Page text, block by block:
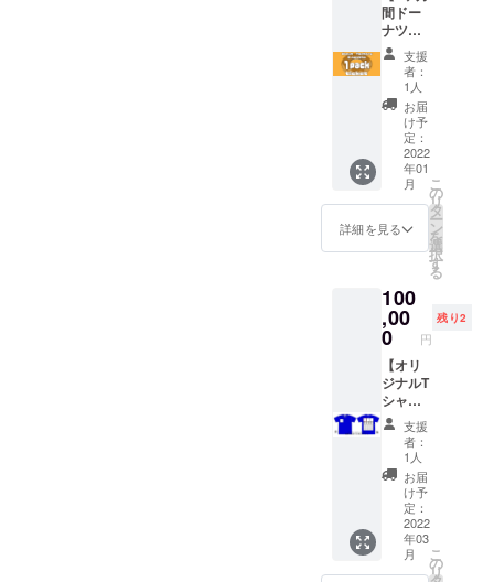
チケッ
トは店
頭での
交換の
みとい
たしま
す。
（発送
など他
の受け
渡し方
対応致
しかね
承くだ
さ
い。）
す。
（5000
円のリ
ターン
商品は
こちら
のTシャ
ツで
す。）
※メー
カー：
OF THE
LOOM
(ロイヤ
ルブ
ルー）
※ロゴデ
ザイン
等の
データ
作成は
承るこ
とが出
来ませ
ん。 ※
ロゴを
掲載ご
希望の
場合、
ルをお
送りい
たしま
すので
交換期
限内に
店頭に
お越し
くださ
い。
メール
提示で
チケッ
す。 チ
ケット
をご提
示いた
だくと
お好き
なドー
ナツを1
パック
をプレ
ゼント
いたし
ます。
（1パッ
ク：7～
8個を予
など頂
けると
ありが
たいで
す。 ※
プロ
ジェク
ト終了
後、日
程調整
のメー
ルをお
送りい
間ドー
ナツ毎
日
1pack
プレゼ
ントチ
ケッ
ト】
3ヶ月間
毎日お
好きな
ドーナ
ツ
1pack
をプレ
ト！ 1
日最大
1000円
分×90日
（9万円
相当）
分をの
チケッ
トで
す。 交
換期
限：
OPEN
2022/2/
28 使用
期限：
支援
者：
1人
お届
け予
定：
2022
年01
月
詳細を見る
こ
の
リ
タ
ー
ン
を
選
択
す
る
100
,00
0 円
残り2
【オリ
ジナルT
シャツ
バック
プリン
トへの
名入れ
（大）
ントサ
イズ：1
「W12×
支援
者：
1人
お届
け予
定：
2022
年03
月
こ
の
リ